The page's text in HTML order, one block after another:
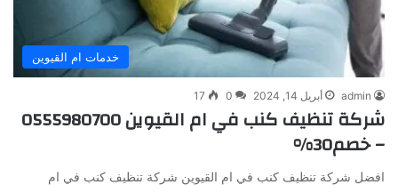
خدمات ام القيوين
admin أبريل 14, 2024 0
17
شركة تنظيف كنب في ام القيوين 0555980700
– خصم30%
افضل شركة تنظيف كنب في ام القيوين شركة تنظيف كنب في ام